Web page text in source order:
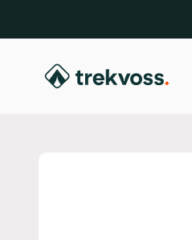
trekvoss